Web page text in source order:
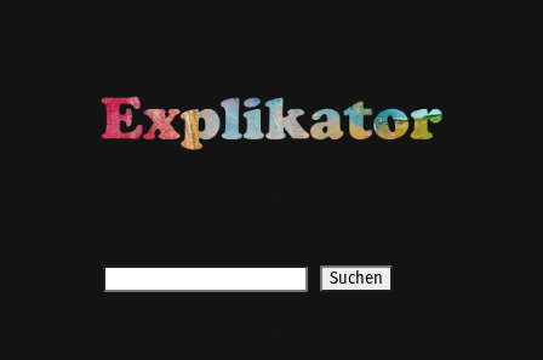
Suchen